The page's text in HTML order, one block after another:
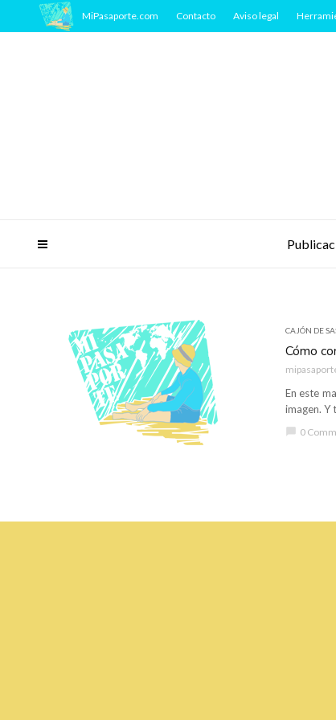
MiPasaporte.com Contacto Aviso legal
CAJÓN DE
Cómo
En este
imagen. Y
chat_bubble 0